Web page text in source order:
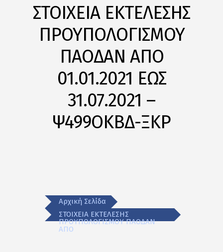
ΣΤΟΙΧΕΙΑ ΕΚΤΕΛΕΣΗΣ
ΠΡΟΥΠΟΛΟΓΙΣΜΟΥ
ΠΑΟΔΑΝ ΑΠΟ
01.01.2021 ΕΩΣ
31.07.2021 –
Ψ499ΟΚΒΔ-ΞΚΡ
Αρχική Σελίδα
ΣΤΟΙΧΕΙΑ ΕΚΤΕΛΕΣΗΣ
ΠΡΟΥΠΟΛΟΓΙΣΜΟΥ ΠΑΟΔΑΝ
ΑΠΟ